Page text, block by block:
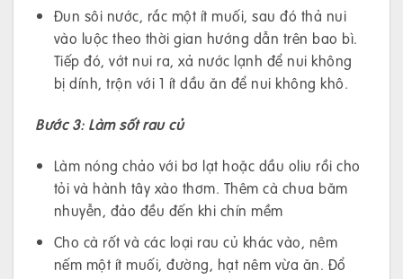
Đun sôi nước, rắc một ít muối, sau đó thả nui
vào luộc theo thời gian hướng dẫn trên bao bì.
Tiếp đó, vớt nui ra, xả nước lạnh để nui không
bị dính, trộn với 1 ít dầu ăn để nui không khô.
Bước 3: Làm sốt rau củ
Làm nóng chảo với bơ lạt hoặc dầu oliu rồi cho
tỏi và hành tây xào thơm. Thêm cà chua băm
nhuyễn, đảo đều đến khi chín mềm
Cho cà rốt và các loại rau củ khác vào, nêm
nếm một ít muối, đường, hạt nêm vừa ăn. Đổ